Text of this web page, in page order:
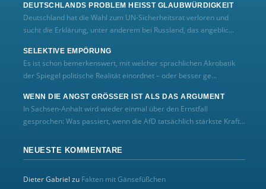
DEUTSCHLANDS PROBLEM HEISST GLAUBWÜRDIGKEIT
Deutschland hat die Wahl zum UN‑Sicherheitsrat verloren und
sucht die Erklärung, unter anderem bei Russland, das angeblic...
SELEKTIVE EMPÖRUNG
Es ist schon bemerkenswert, mit welcher sprachlichen Akrobatik
der Spiegel politische Realität einordnet – oder besser ge...
WENN DIE ANGST GRÖSSER IST ALS DAS ARGUMENT
In Sachsen-Anhalt wird wieder einmal über den Ernstfall
gesprochen: Was passiert, wenn die AfD tatsächlich stärkste Kraft...
NEUESTE KOMMENTARE
Dieter Gabriel zu Fakten mit Gänsefüßchen